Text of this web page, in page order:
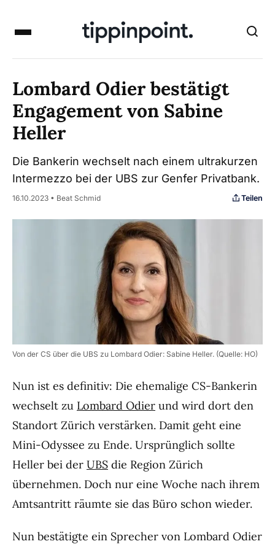
Lombard Odier bestätigt
Engagement von Sabine
Heller
Die Bankerin wechselt nach einem ultrakurzen
Intermezzo bei der UBS zur Genfer Privatbank.
16.10.2023 • Beat Schmid Teilen
Von der CS über die UBS zu Lombard Odier: Sabine Heller. (Quelle: HO)
Nun ist es definitiv: Die ehemalige CS-Bankerin
wechselt zu Lombard Odier und wird dort den
Standort Zürich verstärken. Damit geht eine
Mini-Odyssee zu Ende. Ursprünglich sollte
Heller bei der UBS die Region Zürich
übernehmen. Doch nur eine Woche nach ihrem
Amtsantritt räumte sie das Büro schon wieder.
Nun bestätigte ein Sprecher von Lombard Odier